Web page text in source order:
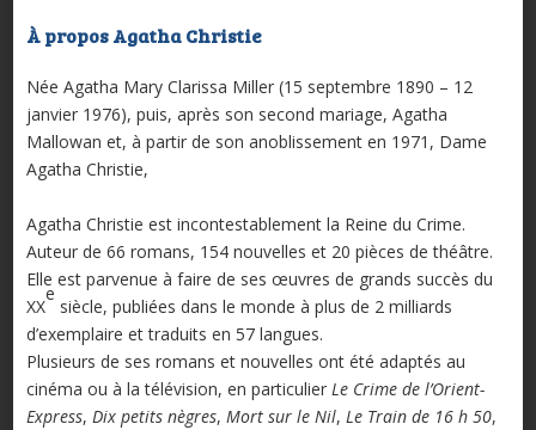
À propos Agatha Christie
Née Agatha Mary Clarissa Miller (15 septembre 1890 – 12
janvier 1976), puis, après son second mariage, Agatha
Mallowan et, à partir de son anoblissement en 1971, Dame
Agatha Christie,
Agatha Christie est incontestablement la Reine du Crime.
Auteur de 66 romans, 154 nouvelles et 20 pièces de théâtre.
Elle est parvenue à faire de ses œuvres de grands succès du
XX
e
siècle, publiées dans le monde à plus de 2 milliards
d’exemplaire et traduits en 57 langues.
Plusieurs de ses romans et nouvelles ont été adaptés au
cinéma ou à la télévision, en particulier Le Crime de l’Orient-
Express, Dix petits nègres, Mort sur le Nil, Le Train de 16 h 50,